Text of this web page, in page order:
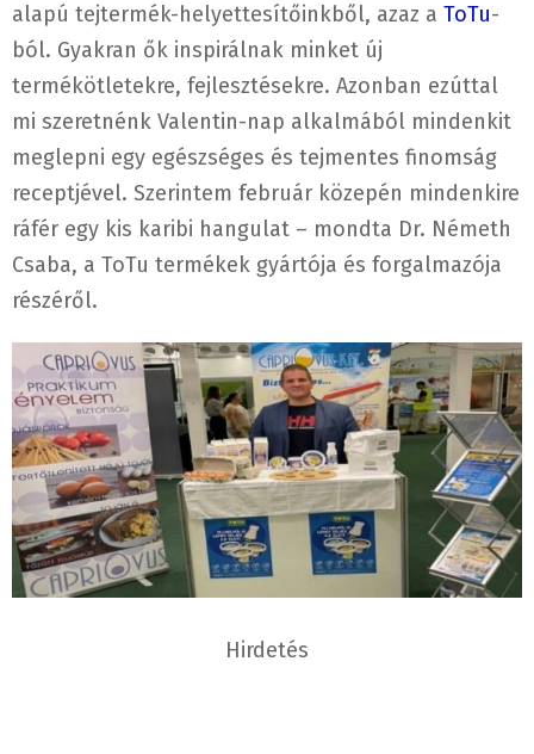
alapú tejtermék-helyettesítőinkből, azaz a ToTu-
ból. Gyakran ők inspirálnak minket új
termékötletekre, fejlesztésekre. Azonban ezúttal
mi szeretnénk Valentin-nap alkalmából mindenkit
meglepni egy egészséges és tejmentes finomság
receptjével. Szerintem február közepén mindenkire
ráfér egy kis karibi hangulat – mondta Dr. Németh
Csaba, a ToTu termékek gyártója és forgalmazója
részéről.
Hirdetés